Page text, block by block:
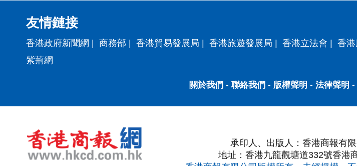
友情鏈接
香港政府新聞網 | 商務部 | 香港貿易發展局 | 香港旅遊發展局 | 香港立法會 | 香
紫荊網
關於我們 - 聯絡我們 - 版權聲明 - 法律聲明 -
承印人、出版人：香港商報有限
地址：香港九龍觀塘道332號香港